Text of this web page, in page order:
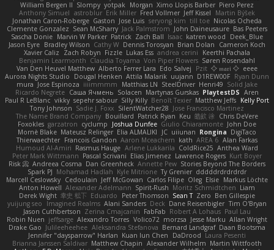
William Bergen II Slompy yotpak Morgan Ximo Llopis Barber Piero Perez
Anthony Simuel astroblur Erik Miller Fred Vollmer Jeff Kissel
Martin Býšek
Jonathan Caron-Roberge Gaston Jose Luis seryong kim till toe Nicolas Ocheda
Clemente Gonzalez Sean McSharry Jack Palmstrom John Daineusaure Bas Peeters
Sascha Donie Marvin W Parker Patrick Zach Ball Isaac katren wood
Deek_Blue
Jason Eyre Bradley Wilson Cathy W Dennis Torosyan Brian Dolan
Cameron Koch
Xavier Caliz
Zach Robyn Fizzle Lukas Ess andrea cerini
Keerthi Pachala
Benjamin Learmonth Claudia Toyama Von Piper Flowers Søren Rosendahl
Van Den Heuvel Matthew Alberto Ferrer Lara Edo Salvej Pzit ✧ 𝔪𝔞𝔯𝔦 ✧ eeee
Aurora Nights Studio
Dougal Henken Attila Malarik uujann D1REW00F Ryan Dunn
mura Jose Espinoza iiiimmmm Matthias LN SteelDriver Henri49 Solid Jake
Ricardo Negrete Саша Ячмень Solacen Martynas Gurskas PlaytestDS Aren
Paul R LeBlanc vikky sepehr sabour Silly Killy Benoît Texier Matthew Jeffs Kelly Port
Tony Johnson Sadie J. Foxx SilentWatcher28 Jose Francisco Martinez
The Name Brand Company Bouillard Patrick Ryan Keu 皓欽 涂 Chris DeVere
Foxokles garzatron cyclump Joshua Dunfee Giulio Chiaramonte John Doe
Mornè Blake Mateusz Relinger Elia ALMALIKI JC uiiunan Rongina DigiTaco
Thierwaechter Francois Gandon Aaron Mceachern kath AREA 6 Alan Farkas
Humoud Al-Amiri Rasmus Hauge Arlene Lukkarila ColdRice25 Anthea Ward
Peter Mark Wittmann Pascal Scrivani Elias Jimenez Lawrence Rogers Kurt Boyer
Risk 📀 Andreea Cosma Dan Greenheck Annette Pew Stories Beyond The Borders
Spark PJ Mohamad Hadlah Kyle Mitrione Ty Grenier dddddrdrdrdrdr
Marcell Ceslowsky Cedoulain Jeff McGowan Carlos Filipe Oleg Elsie Markus Löchte
Anton Howell Alexander Adelmann Spirit-Rush Moritz Schmidtchen Liam
Derek Wight 幸史 松下 Eduardo Peter Thomson Sean T Zero Ben Gillespie
yuijung seo
Imagined Realms Alani Sanders Deck Dane Reisenbigler Tim O'Bryan
Jason Cuthbertson Zerina Cmajcanin FabFab Robert A Lohaus Paul Lau
Robin Nuen jeffsarge Alexandro Torres Volico72 morzsa Jesse Marku Allan Wright
Drake Gao Julileeheehee Aleksandra Stefanova Bernard Landgraf Daan Bootsma
Jennifer "daysparrow" Harlan Kuan lun Chen DaDrood Laura Pesenti
Brianna Janssen Saldivar Matthew Chapin Alexander Wilhelm Martin Wittfooth